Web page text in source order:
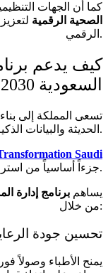
كما أن الجهات
الصحية الرقمية
الرقمي.
كيف يدعم
السعودية 2030؟
تسعى المملكة إلى
الحديثة والبيانات الذكية.
Saudi
جزءاً أساسياً من استراتيجية التطوير الصحي.
يساهم برنامج إدارة
من خلال:
تحسين جودة
يمنح الأطباء وصولاً